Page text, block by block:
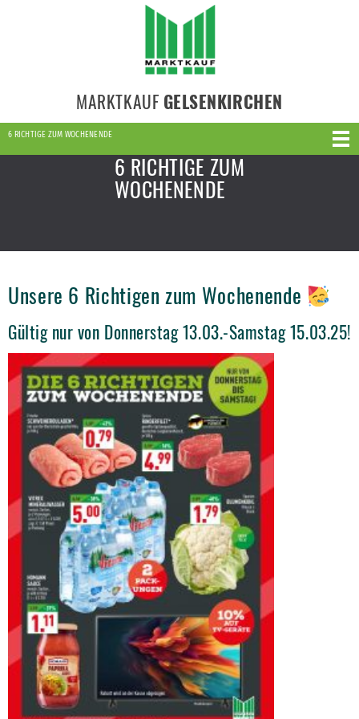
MARKTKAUF GELSENKIRCHEN
6 RICHTIGE ZUM WOCHENENDE
6 RICHTIGE ZUM
WOCHENENDE
Unsere 6 Richtigen zum Wochenende
Gültig nur von Donnerstag 13.03.-Samstag 15.03.25!